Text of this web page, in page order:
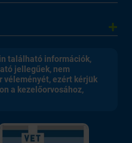
található információk,
jellegűek, nem
véleményét, ezért kérjük
a kezelőorvosához,